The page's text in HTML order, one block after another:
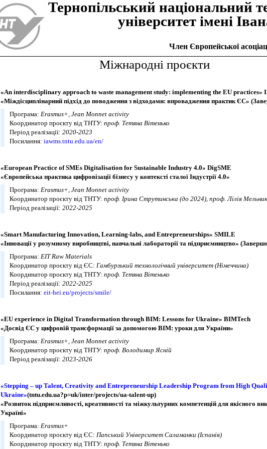
Тернопiльський національний
унiверситет iменi
Член Європейської
Міжнародні проєкти
«An interdisciplinary approach to waste management study: implementing the EU practices»
«Міждісциплінарний підхід до поводження з відходами: впровадження практик ЄС»
Програма: Erasmus+, Jean Monnet activity
Координатор проєкту від ТНТУ: проф. Тетяна Вітенько
Період реалізації: 2020-2023
Посилання: iawms.tntu.edu.ua/en/
«European Practice of SMEs Digitalisation for Sustainable Industry 4.0» DigSME
«Європейська практика цифровізації бізнесу у контексті сталої Індустрії 4.0»
Програма: Erasmus+, Jean Monnet activity
Координатор проєкту від ТНТУ: проф. Ірина Струтинська (до 2024), проф. Лілія
Період реалізації: 2022-2025
«Smart Manufacturing Innovation, Learning-labs, and Entrepreneurships» SMILE
«Інновації у розумному виробництві, навчальні лабораторії та підприємництво»
Програма: EIT Raw Materials
Координатор проєкту від ЄС: Гамбурзький технологічний університет (Німеччина)
Координатор проєкту від ТНТУ: проф. Тетяна Вітенько
Період реалізації: 2022-2025
Посилання: eit-hei.eu/projects/smile/
«EU experience in Digital Transformation through BIM: Lessons for Ukraine» BIMTech
«Досвід ЄС у цифровій трансформації за допомогою BIM: уроки для України»
Програма: Erasmus+, Jean Monnet activity
Координатор проєкту від ТНТУ: проф. Володимир Ясній
Період реалізації: 2023-2026
«Stepping – up Talent, Creativity and Entrepreneurship Leadership Program from High
Ukraine»(tntu.edu.ua?p=uk/inter/projects/ua-talent-up)
«Розвиток підприємливості, креативності та міжкультурних компетенцій для якісного
Україні»
Програма: Erasmus+
Координатор проєкту від ЄС: Папський Університет Саламанки (Іспанія)
Координатор проєкту від ТНТУ: проф. Тетяна Вітенько